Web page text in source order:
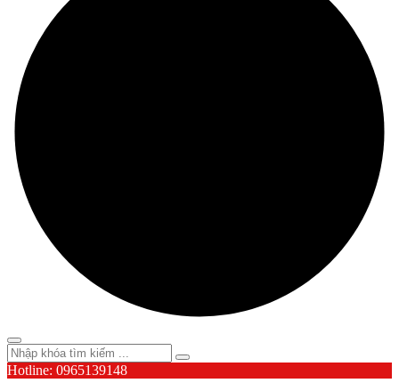
Hotline: 0965139148